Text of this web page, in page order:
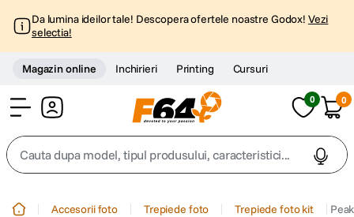
Da lumina ideilor tale! Descopera ofertele noastre Godox! Vezi
selectia!
Magazin online Inchirieri Printing Cursuri
0 0
Cauta dupa model, tipul produsului, caracteristici...
Accesorii foto Trepiede foto Trepiede foto kit